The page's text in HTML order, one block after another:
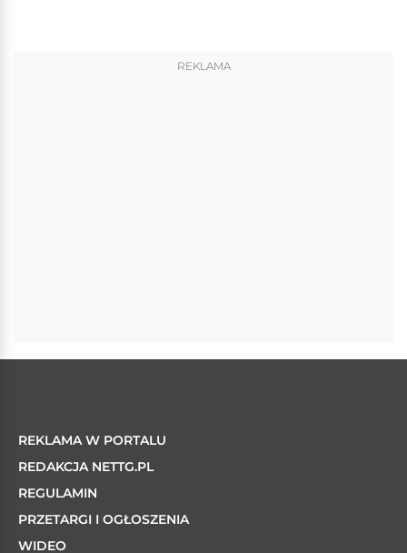
REKLAMA
REKLAMA W PORTALU
REDAKCJA NETTG.PL
REGULAMIN
PRZETARGI I OGŁOSZENIA
WIDEO